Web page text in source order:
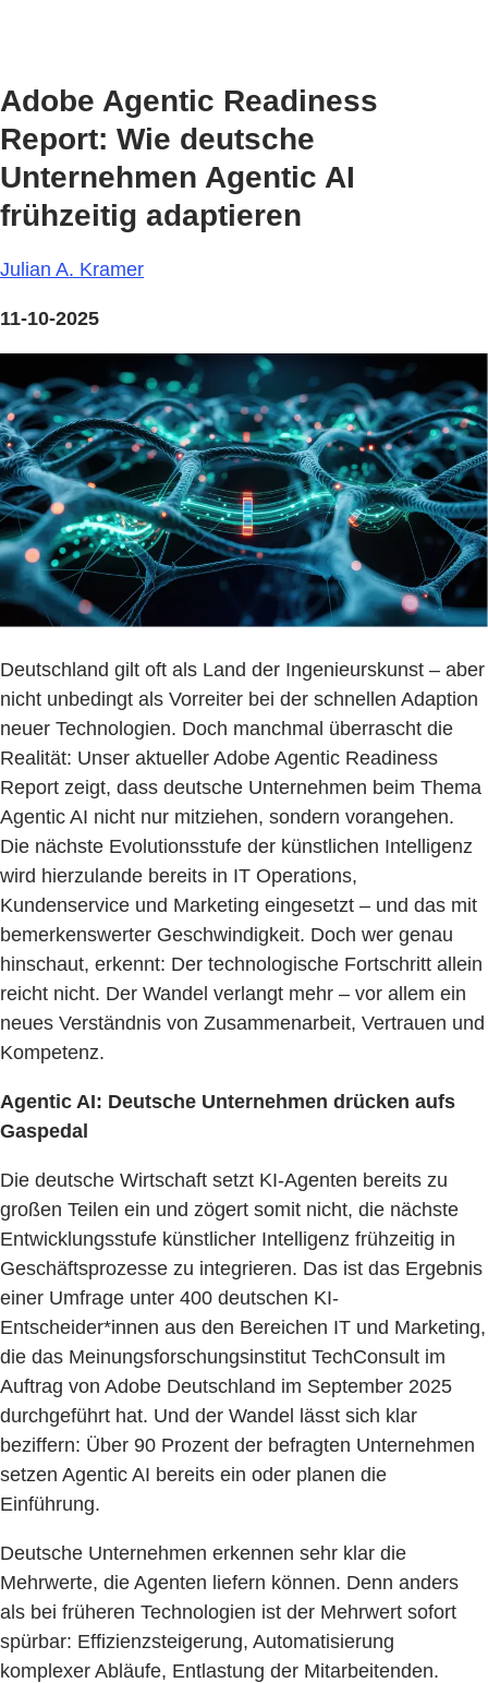
Adobe Agentic Readiness
Report: Wie deutsche
Unternehmen Agentic AI
frühzeitig adaptieren
Julian A. Kramer
11-10-2025
Deutschland gilt oft als Land der Ingenieurskunst – aber
nicht unbedingt als Vorreiter bei der schnellen Adaption
neuer Technologien. Doch manchmal überrascht die
Realität: Unser aktueller Adobe Agentic Readiness
Report zeigt, dass deutsche Unternehmen beim Thema
Agentic AI nicht nur mitziehen, sondern vorangehen.
Die nächste Evolutionsstufe der künstlichen Intelligenz
wird hierzulande bereits in IT Operations,
Kundenservice und Marketing eingesetzt – und das mit
bemerkenswerter Geschwindigkeit. Doch wer genau
hinschaut, erkennt: Der technologische Fortschritt allein
reicht nicht. Der Wandel verlangt mehr – vor allem ein
neues Verständnis von Zusammenarbeit, Vertrauen und
Kompetenz.
Agentic AI: Deutsche Unternehmen drücken aufs
Gaspedal
Die deutsche Wirtschaft setzt KI-Agenten bereits zu
großen Teilen ein und zögert somit nicht, die nächste
Entwicklungsstufe künstlicher Intelligenz frühzeitig in
Geschäftsprozesse zu integrieren. Das ist das Ergebnis
einer Umfrage unter 400 deutschen KI-
Entscheider*innen aus den Bereichen IT und Marketing,
die das Meinungsforschungsinstitut TechConsult im
Auftrag von Adobe Deutschland im September 2025
durchgeführt hat. Und der Wandel lässt sich klar
beziffern: Über 90 Prozent der befragten Unternehmen
setzen Agentic AI bereits ein oder planen die
Einführung.
Deutsche Unternehmen erkennen sehr klar die
Mehrwerte, die Agenten liefern können. Denn anders
als bei früheren Technologien ist der Mehrwert sofort
spürbar: Effizienzsteigerung, Automatisierung
komplexer Abläufe, Entlastung der Mitarbeitenden.